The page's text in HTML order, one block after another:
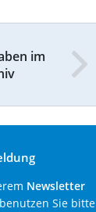
im
Newsletter
Sie bitte